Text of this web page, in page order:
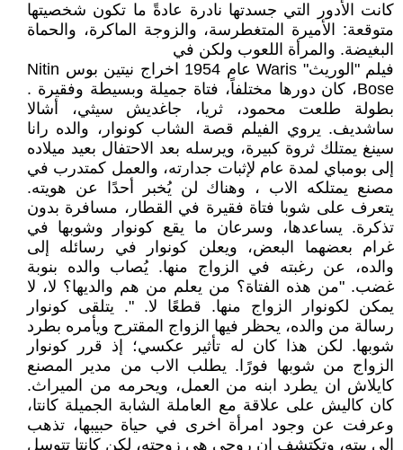
كانت الأدور التي جسدتها نادرة عادةً ما تكون شخصيتها
متوقعة: الأميرة المتغطرسة، والزوجة الماكرة، والحماة
البغيضة. والمرأة اللعوب ولكن في
فيلم "الوريث" Waris عام 1954 اخراج نيتين بوس Nitin
Bose، كان دورها مختلفاً، فتاة جميلة وبسيطة وفقيرة .
بطولة طلعت محمود، ثريا، جاغديش سيثي، أشالا
ساشديف. يروي الفيلم قصة الشاب كونوار، والده رانا
سينغ يمتلك ثروة كبيرة، ويرسله بعد الاحتفال بعيد ميلاده
إلى بومباي لمدة عام لإثبات جدارته، والعمل كمتدرب في
مصنع يمتلكه الاب ، وهناك لن يُخبر أحدًا عن هويته.
يتعرف على شوبا فتاة فقيرة في القطار، مسافرة بدون
تذكرة. يساعدها، وسرعان ما يقع كونوار وشوبها في
غرام بعضهما البعض، ويعلن كونوار في رسائله إلى
والده، عن رغبته في الزواج منها. يُصاب والده بنوبة
غضب. "من هذه الفتاة؟ من يعلم من هم والديها؟ لا، لا
يمكن لكونوار الزواج منها. قطعًا لا. ". يتلقى كونوار
رسالة من والده، يحظر فيها الزواج المقترح ويأمره بطرد
شوبها. لكن هذا كان له تأثير عكسي؛ إذ قرر كونوار
الزواج من شوبها فورًا. يطلب الاب من مدير المصنع
كايلاش ان يطرد ابنه من العمل، ويحرمه من الميراث.
كان كاليش على علاقة مع العاملة الشابة الجميلة كانتا،
وعرفت عن وجود امرأة اخرى في حياة حبيبها، تذهب
الى بيته، وتكتشف ان روحي هي زوجته، لكن كانتا تتوسل